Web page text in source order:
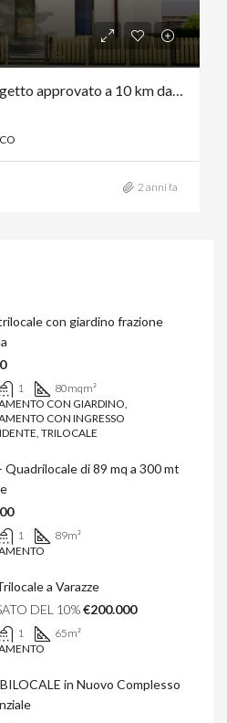
Rif. 14 Rustico con progetto approvato a 10 km dal mare, entroterra di Varazze.
2 anni fa
con giardino frazione
1 80mqm²
CON GIARDINO,
CON INGRESSO
TRILOCALE
Quadrilocale di 89 mq a 300 mt
1 89m²
a Varazze
DEL 10%€200.000
1 65m²
in Nuovo Complesso